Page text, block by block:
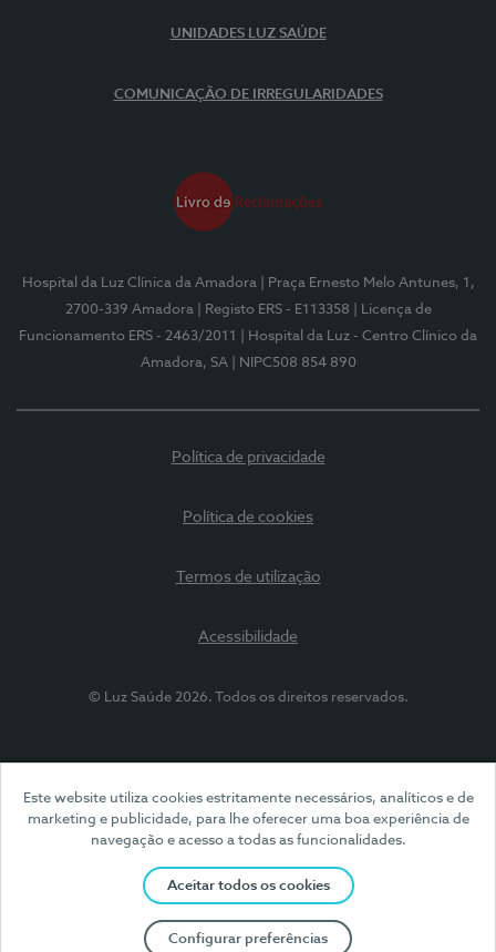
Este website utiliza cookies estritamente necessários, analíticos e de
marketing e publicidade, para lhe oferecer uma boa experiência de
navegação e acesso a todas as funcionalidades.
Aceitar todos os cookies
Configurar preferências
UNIDADES LUZ SAÚDE
COMUNICAÇÃO DE IRREGULARIDADES
Hospital da Luz Clínica da Amadora
| Praça Ernesto Melo Antunes, 1,
2700-339 Amadora
| Registo ERS - E113358
| Licença de
Funcionamento ERS - 2463/2011
| Hospital da Luz - Centro Clínico da
Amadora, SA
| NIPC508 854 890
Política de privacidade
Política de cookies
Termos de utilização
Acessibilidade
© Luz Saúde 2026. Todos os direitos reservados.